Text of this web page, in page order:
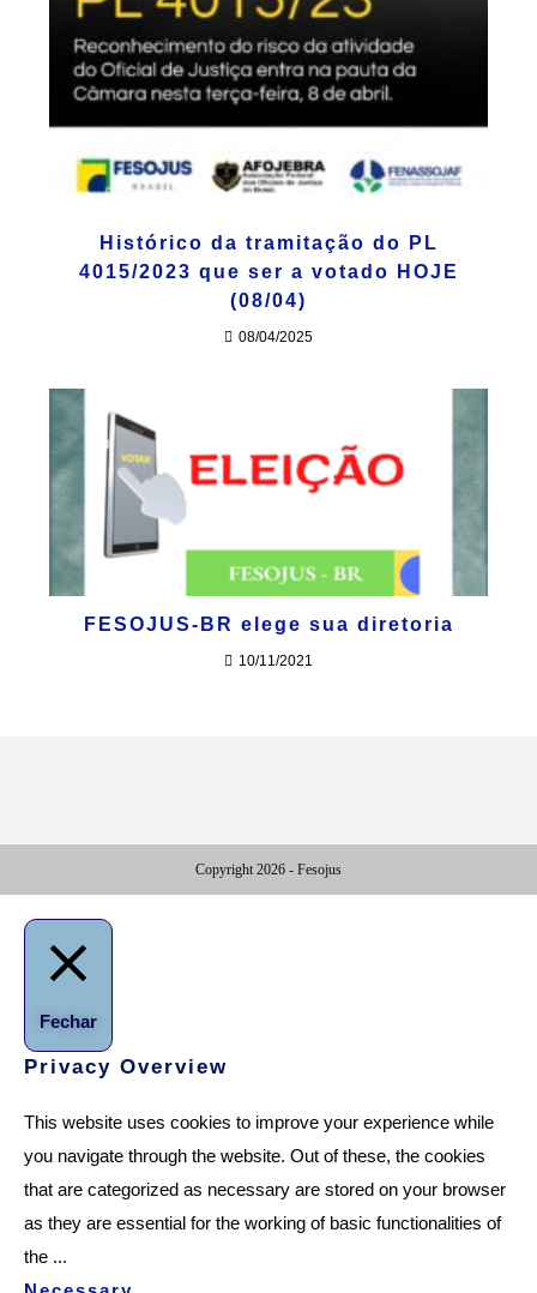
Histórico da tramitação do PL
4015/2023 que ser a votado HOJE
(08/04)
08/04/2025
FESOJUS-BR elege sua diretoria
10/11/2021
Copyright 2026 - Fesojus
Fechar
Privacy Overview
This website uses cookies to improve your experience while
you navigate through the website. Out of these, the cookies
that are categorized as necessary are stored on your browser
as they are essential for the working of basic functionalities of
the ...